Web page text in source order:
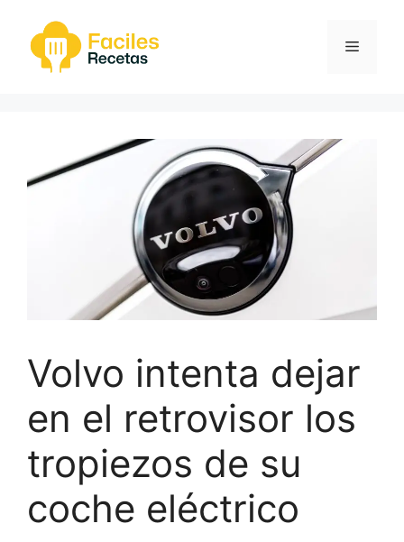
contenido
Menú
Volvo intenta dejar
en el retrovisor los
tropiezos de su
coche eléctrico